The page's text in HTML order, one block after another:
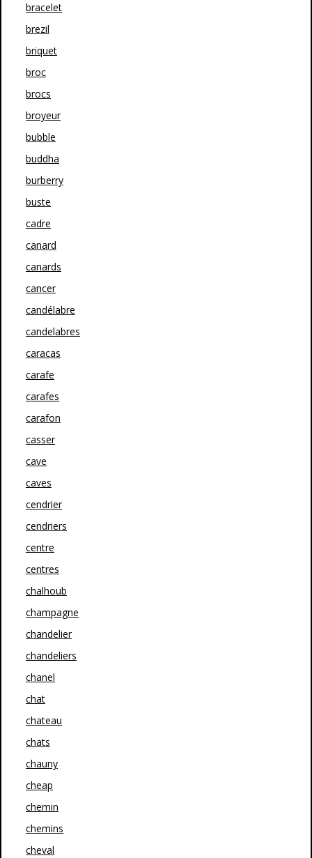
bracelet
brezil
briquet
broc
brocs
broyeur
bubble
buddha
burberry
buste
cadre
canard
canards
cancer
candélabre
candelabres
caracas
carafe
carafes
carafon
casser
cave
caves
cendrier
cendriers
centre
centres
chalhoub
champagne
chandelier
chandeliers
chanel
chat
chateau
chats
chauny
cheap
chemin
chemins
cheval